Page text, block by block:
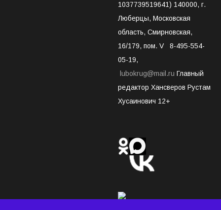
1037739519641) 140000, г.
Люберцы, Московская
область, Смирновская,
16/179, пом. V 8-495-554-
05-19,
lubokrug@mail.ru Главный
редактор Хансверов Рустам
Хусаинович 12+